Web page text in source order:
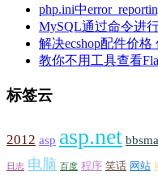
php.ini中
MySQL通过命令进
解决ecshop配件价
教你不用工具查看
标签云
2012 asp asp.net
日志 电脑 百度 程序 笑话 网站